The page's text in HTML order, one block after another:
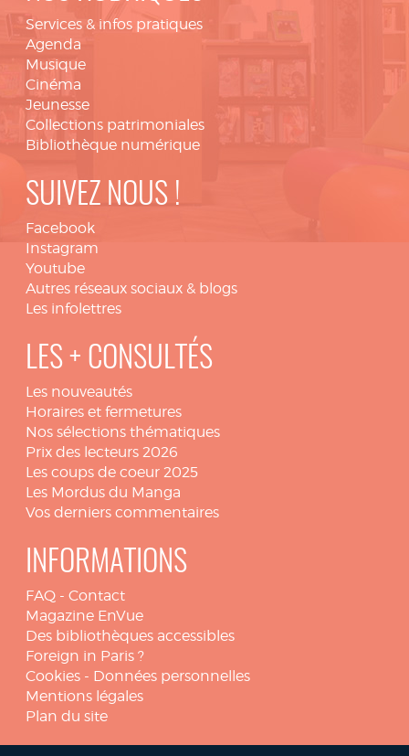
Services & infos pratiques
Agenda
Musique
Cinéma
Jeunesse
Collections patrimoniales
Bibliothèque numérique
SUIVEZ NOUS !
Facebook
Instagram
Youtube
Autres réseaux sociaux & blogs
Les infolettres
LES + CONSULTÉS
Les nouveautés
Horaires et fermetures
Nos sélections thématiques
Prix des lecteurs 2026
Les coups de coeur 2025
Les Mordus du Manga
Vos derniers commentaires
INFORMATIONS
FAQ - Contact
Magazine EnVue
Des bibliothèques accessibles
Foreign in Paris ?
Cookies - Données personnelles
Mentions légales
Plan du site